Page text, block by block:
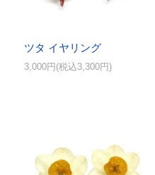
ツタ イヤリング
3,000円(税込3,300円)